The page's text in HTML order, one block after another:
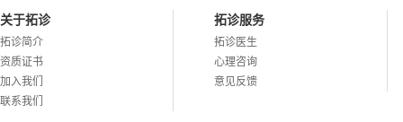
关于拓诊
拓诊简介
资质证书
加入我们
联系我们
拓诊服务
拓诊医生
心理咨询
意见反馈